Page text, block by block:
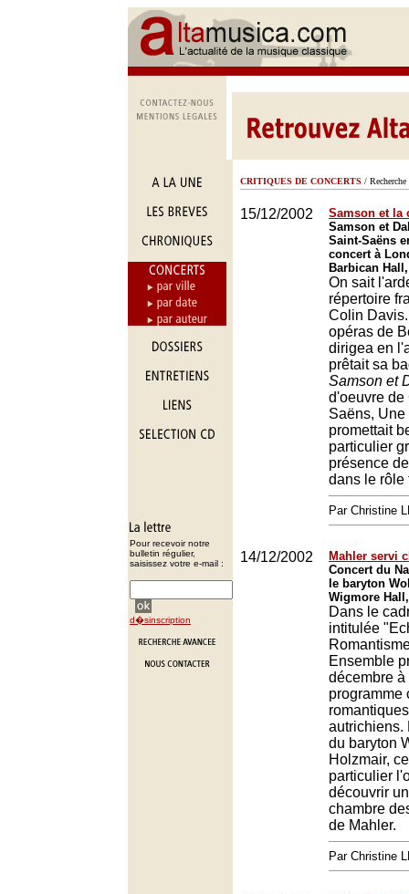
Pour recevoir notre
bulletin régulier,
saisissez votre e-mail :
d�sinscription
CRITIQUES DE CONCERTS / Recherche
15/12/2002
Samson et la
Samson et
Saint-Saëns
concert à
Barbican
On sait
répertoire
Colin
opéras de
dirigea en
prêtait sa
Samson et
d'oeuvre de
Saëns,
promettait
particulier
présence
dans le rôle
Par Christine
14/12/2002
Mahler servi
Concert du
le baryton
Wigmore
Dans le
intitulée
Ensemble
décembre
programme
autrichiens.
du baryton
Holzmair,
particulier
découvrir
chambre
de Mahler.
Par Christine